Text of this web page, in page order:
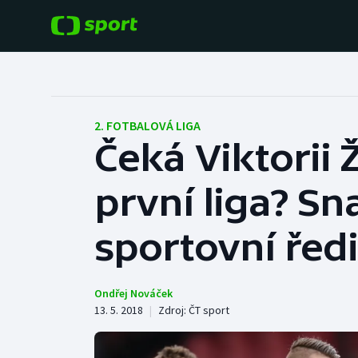
Hokej
Tenis
Cyklistika
Baseball a softbal
Basketbal
Biatlon
2. FOTBALOVÁ LIGA
Čeká Viktorii
první liga?
sportovní
Ondřej Nováček
13. 5. 2018 | Zdroj: ČT sport